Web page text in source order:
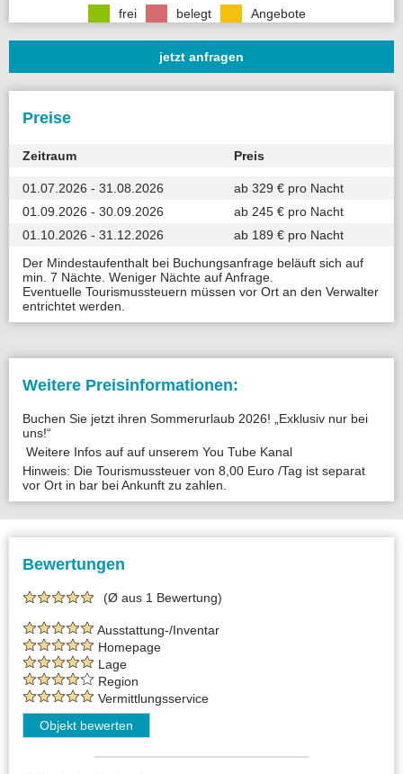
frei belegt Angebote
jetzt anfragen
Preise
Zeitraum Preis
01.07.2026 - 31.08.2026
ab 329 € pro Nacht
01.09.2026 - 30.09.2026
ab 245 € pro Nacht
01.10.2026 - 31.12.2026
ab 189 € pro Nacht
Der Mindestaufenthalt bei Buchungsanfrage beläuft sich auf
min. 7 Nächte. Weniger Nächte auf Anfrage.
Eventuelle Tourismussteuern müssen vor Ort an den Verwalter
entrichtet werden.
Weitere Preisinformationen:
Buchen Sie jetzt ihren Sommerurlaub 2026! „Exklusiv nur bei
uns!“
Weitere Infos auf auf unserem You Tube Kanal
Hinweis: Die Tourismussteuer von 8,00 Euro /Tag ist separat
vor Ort in bar bei Ankunft zu zahlen.
Bewertungen
(Ø aus 1 Bewertung)
Ausstattung-/Inventar
Homepage
Lage
Region
Vermittlungsservice
Objekt bewerten